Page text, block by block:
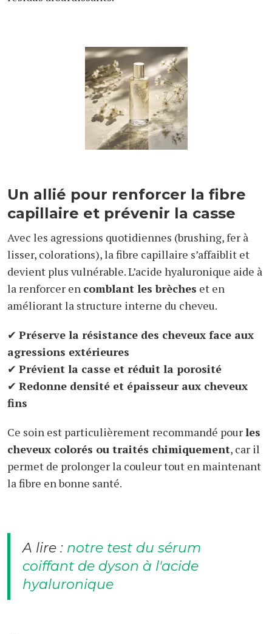
Un allié pour renforcer la fibre
capillaire et prévenir la casse
Avec les agressions quotidiennes (brushing, fer à
lisser, colorations), la fibre capillaire s’affaiblit et
devient plus vulnérable. L’acide hyaluronique aide à
la renforcer en comblant les brèches et en
améliorant la structure interne du cheveu.
✔ Préserve la résistance des cheveux face aux
agressions extérieures
✔ Prévient la casse et réduit la porosité
✔ Redonne densité et épaisseur aux cheveux
fins
Ce soin est particulièrement recommandé pourles
cheveux colorés ou traités chimiquement, car il
permet de prolonger la couleur tout en maintenant
la fibre en bonne santé.
A lire : notre test du sérum
coiffant de dyson à l'acide
hyaluronique